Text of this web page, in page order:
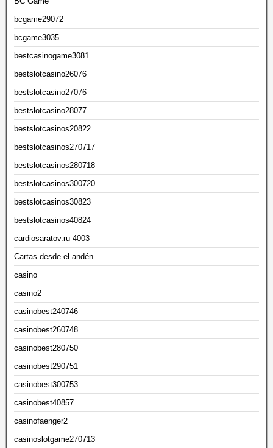
bcgame29072
bcgame3035
bestcasinogame3081
bestslotcasino26076
bestslotcasino27076
bestslotcasino28077
bestslotcasinos20822
bestslotcasinos270717
bestslotcasinos280718
bestslotcasinos300720
bestslotcasinos30823
bestslotcasinos40824
cardiosaratov.ru 4003
Cartas desde el andén
casino
casino2
casinobest240746
casinobest260748
casinobest280750
casinobest290751
casinobest300753
casinobest40857
casinofaenger2
casinoslotgame270713